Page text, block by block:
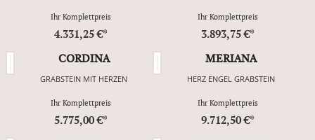
Ihr Komplettpreis
4.331,25 €*
Ihr Komplettpreis
3.893,75 €*
CORDINA
GRABSTEIN MIT HERZEN
Ihr Komplettpreis
5.775,00 €*
MERIANA
HERZ ENGEL GRABSTEIN
Ihr Komplettpreis
9.712,50 €*